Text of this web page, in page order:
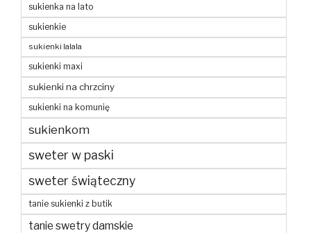
sukienka na lato
sukienkie
sukienki lalala
sukienki maxi
sukienki na chrzciny
sukienki na komunię
sukienkom
sweter w paski
sweter świąteczny
tanie sukienki z butik
tanie swetry damskie